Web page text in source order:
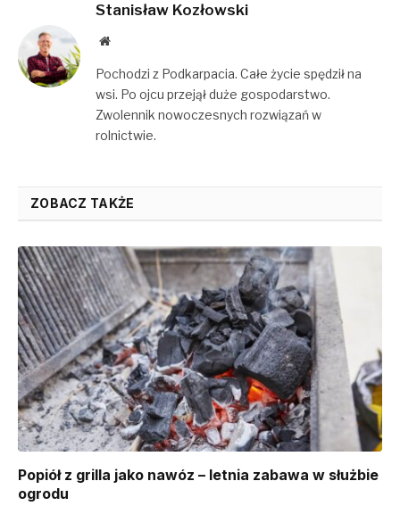
Stanisław Kozłowski
Website
Pochodzi z Podkarpacia. Całe życie spędził na
wsi. Po ojcu przejął duże gospodarstwo.
Zwolennik nowoczesnych rozwiązań w
rolnictwie.
ZOBACZ TAKŻE
Popiół z grilla jako nawóz – letnia zabawa w służbie
ogrodu